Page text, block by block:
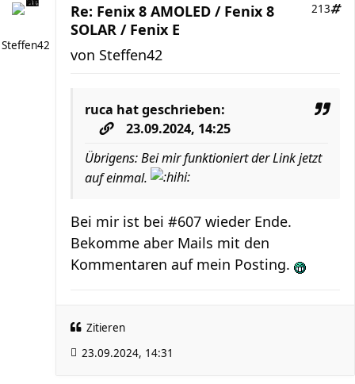
Steffen42
Re: Fenix 8 AMOLED / Fenix 8
SOLAR / Fenix E
213
von Steffen42
ruca hat geschrieben:
23.09.2024, 14:25
Übrigens: Bei mir funktioniert der Link jetzt
auf einmal.
Bei mir ist bei #607 wieder Ende.
Bekomme aber Mails mit den
Kommentaren auf mein Posting.
Zitieren
23.09.2024, 14:31